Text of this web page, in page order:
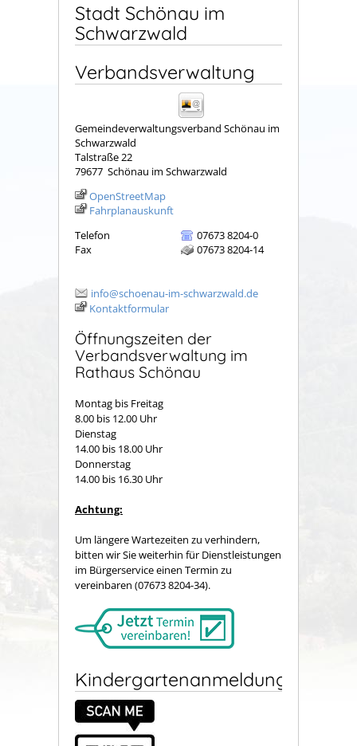
Stadt Schönau im
Schwarzwald
Verbandsverwaltung
Gemeindeverwaltungsverband Schönau im
Schwarzwald
Talstraße 22
79677 Schönau im Schwarzwald
OpenStreetMap
Fahrplanauskunft
Telefon
07673 8204-0
Fax
07673 8204-14
info@schoenau-im-schwarzwald.de
Kontaktformular
Öffnungszeiten der
Verbandsverwaltung im
Rathaus Schönau
Montag bis Freitag
8.00 bis 12.00 Uhr
Dienstag
14.00 bis 18.00 Uhr
Donnerstag
14.00 bis 16.30 Uhr
Achtung:
Um längere Wartezeiten zu verhindern,
bitten wir Sie weiterhin für Dienstleistungen
im Bürgerservice einen Termin zu
vereinbaren (07673 8204-34).
Kindergartenanmeldung